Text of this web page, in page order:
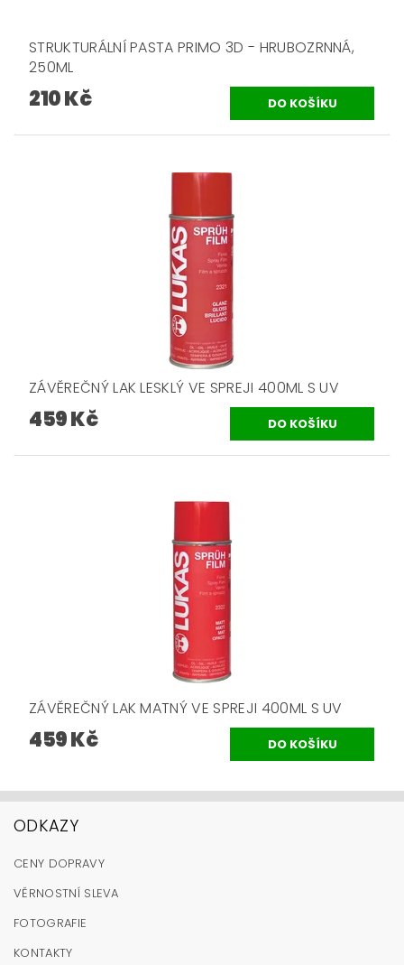
STRUKTURÁLNÍ PASTA PRIMO 3D - HRUBOZRNNÁ,
250ML
210 Kč
ZÁVĚREČNÝ LAK LESKLÝ VE SPREJI 400ML S UV
459 Kč
ZÁVĚREČNÝ LAK MATNÝ VE SPREJI 400ML S UV
459 Kč
ODKAZY
CENY DOPRAVY
VĚRNOSTNÍ SLEVA
FOTOGRAFIE
KONTAKTY